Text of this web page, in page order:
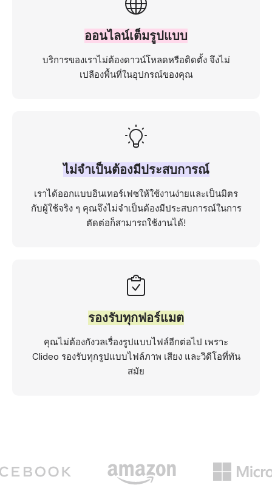
ออนไลน์เต็มรูปแบบ
บริการของเราไม่ต้องดาวน์โหลดหรือติดตั้ง จึงไม่
เปลืองพื้นที่ในอุปกรณ์ของคุณ
ไม่จำเป็นต้องมีประสบการณ์
เราได้ออกแบบอินเทอร์เฟซให้ใช้งานง่ายและเป็นมิตร
กับผู้ใช้จริง ๆ คุณจึงไม่จำเป็นต้องมีประสบการณ์ในการ
ตัดต่อก็สามารถใช้งานได้!
รองรับทุกฟอร์แมต
คุณไม่ต้องกังวลเรื่องรูปแบบไฟล์อีกต่อไป เพราะ
Clideo รองรับทุกรูปแบบไฟล์ภาพ เสียง และวิดีโอที่ทัน
สมัย